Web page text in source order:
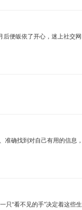
便皈依了开心，迷上社交网
准确找到对自己有用的信息，
只“看不见的手”决定着这些生